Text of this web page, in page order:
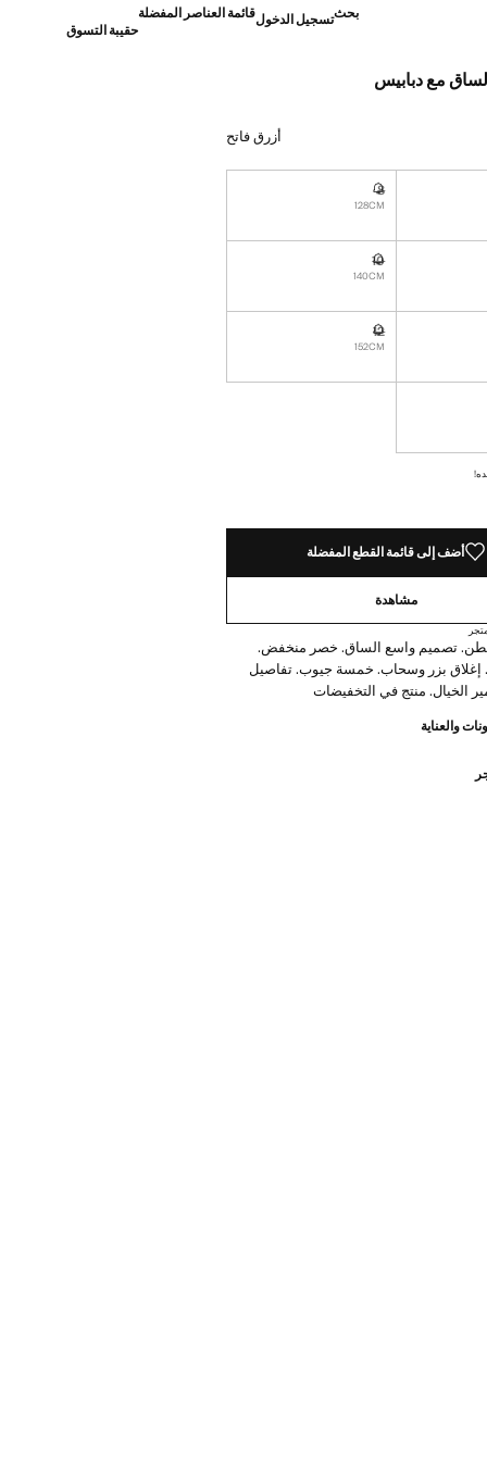
بحثتسجيل الدخولقائمة العناصر المفضلة
حقيبة التسوق
مع دبابيس
أزرق فاتح
8
128CM
غير متوفر. أنا أريده!
10
140CM
غير متوفر. أنا أريده!
12
152CM
غير متوفر. أنا أريده!
أضف إلى قائمة القطع المفضلة
مشاهدة
100% قطن. تصميم واسع الساق. خصر منخفض.
إغلاق بزر وسحاب. خمسة جيوب. تفاصيل
الخيال. منتج في التخفيضات
والعناية